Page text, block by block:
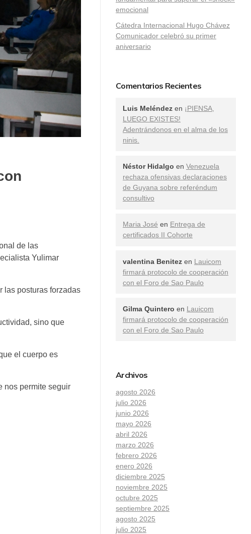
de las
Yulimar
las posturas forzadas
sino que
el cuerpo es
nos permite seguir
emocional
Cátedra Internacional Hugo Chávez
Comunicador celebró su primer
aniversario
Comentarios Recientes
Luis Meléndez en ¡PIENSA,
LUEGO EXISTES!
Adentrándonos en el alma de los
ninis.
Néstor Hidalgo en Venezuela
rechaza ofensivas declaraciones
de Guyana sobre referéndum
consultivo
Maria José en Entrega de
certificados II Cohorte
valentina Benitez en Lauicom
firmará protocolo de cooperación
con el Foro de Sao Paulo
Gilma Quintero en Lauicom
firmará protocolo de cooperación
con el Foro de Sao Paulo
Archivos
agosto 2026
julio 2026
junio 2026
mayo 2026
abril 2026
marzo 2026
febrero 2026
enero 2026
diciembre 2025
noviembre 2025
octubre 2025
septiembre 2025
agosto 2025
julio 2025